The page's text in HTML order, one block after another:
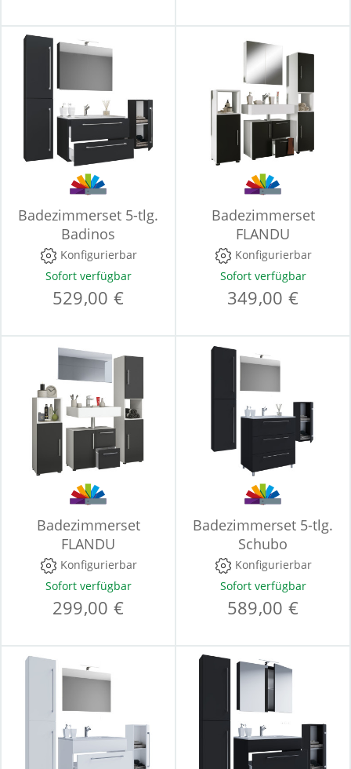
Badezimmerset 5-tlg.
Badinos
Konfigurierbar
Sofort verfügbar
529,00 €
Badezimmerset
FLANDU
Konfigurierbar
Sofort verfügbar
349,00 €
Badezimmerset
FLANDU
Konfigurierbar
Sofort verfügbar
299,00 €
Badezimmerset 5-tlg.
Schubo
Konfigurierbar
Sofort verfügbar
589,00 €